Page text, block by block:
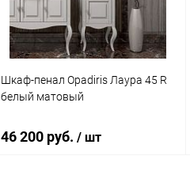
Шкаф-пенал Opadiris Лаура 45 R
белый матовый
46 200 руб. / шт